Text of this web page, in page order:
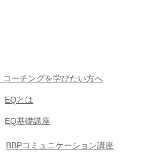
コーチングを学びたい方へ
EQとは
EQ基礎講座
BBPコミュニケーション講座